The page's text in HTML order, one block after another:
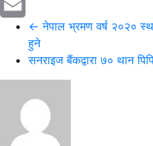
Reddit
Email ← नेपाल भ्रमण वर्ष २०२०
हुने
सनराइज बैंकद्वारा ७० थान